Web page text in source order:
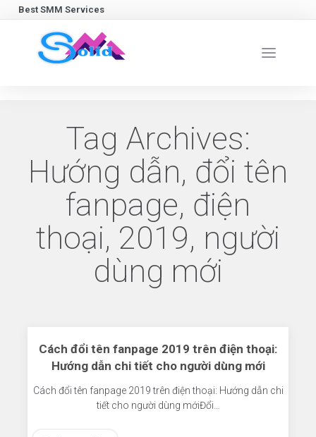
Best SMM Services
Tag Archives:
Hướng dẫn, đổi tên
fanpage, điện
thoại, 2019, người
dùng mới
Cách đổi tên fanpage 2019 trên điện thoại:
Hướng dẫn chi tiết cho người dùng mới
Cách đổi tên fanpage 2019 trên điện thoại: Hướng dẫn chi
tiết cho người dùng mớiĐổi…